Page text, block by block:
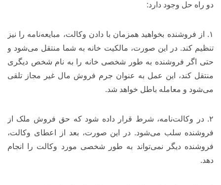
دو راه حل وجود دارد:
۱. از فروشنده بخواهید همزمان با دادن وکالت، مبایعه‌نامه را نیز
تنظیم کند. در این صورت، مالکیت خانه به شما منتقل می‌شود و
حتی اگر فروشنده به طور شخصی خانه را به نام شخص دیگری
منتقل کند، این عمل به عنوان جرم فروش مال غیر مجاز تلقی
می‌شود و معامله باطل خواهد شد.
۲. در وکالت‌نامه، شرط قرار داده شود که حق فروش ملک از
فروشنده سلب می‌شود. در این صورت، بعد از اعطای وکالت،
فروشنده دیگر نمی‌تواند به طور شخصی مورد وکالت را انجام
دهد.